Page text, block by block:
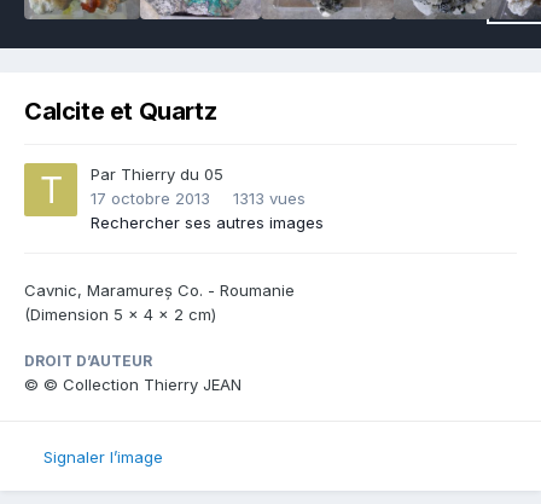
Calcite et Quartz
Par Thierry du 05
17 octobre 2013
1313 vues
Rechercher ses autres images
Cavnic, Maramureș Co. - Roumanie
(Dimension 5 x 4 x 2 cm)
DROIT D’AUTEUR
© © Collection Thierry JEAN
Signaler l’image